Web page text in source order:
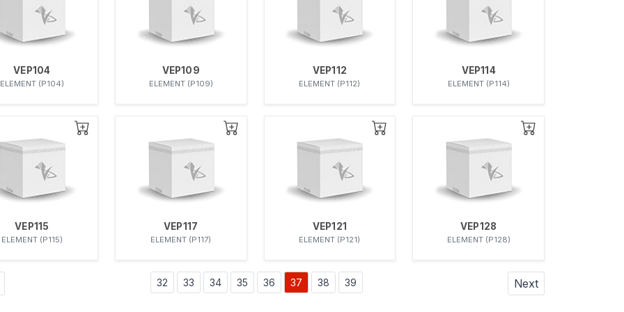
VEP104
ELEMENT (P104)
VEP109
ELEMENT (P109)
VEP112
ELEMENT (P112)
VEP114
ELEMENT (P114)
VEP115
ELEMENT (P115)
VEP117
ELEMENT (P117)
VEP121
ELEMENT (P121)
VEP128
ELEMENT (P128)
32 33 34 35 36 37 38 39 Next